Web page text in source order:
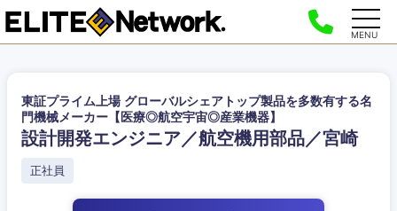
MENU
東証プライム上場 グローバルシェアトップ製品を多数有する名
門機械メーカー【医療◎航空宇宙◎産業機器】
設計開発エンジニア／航空機用部品／宮崎
正社員